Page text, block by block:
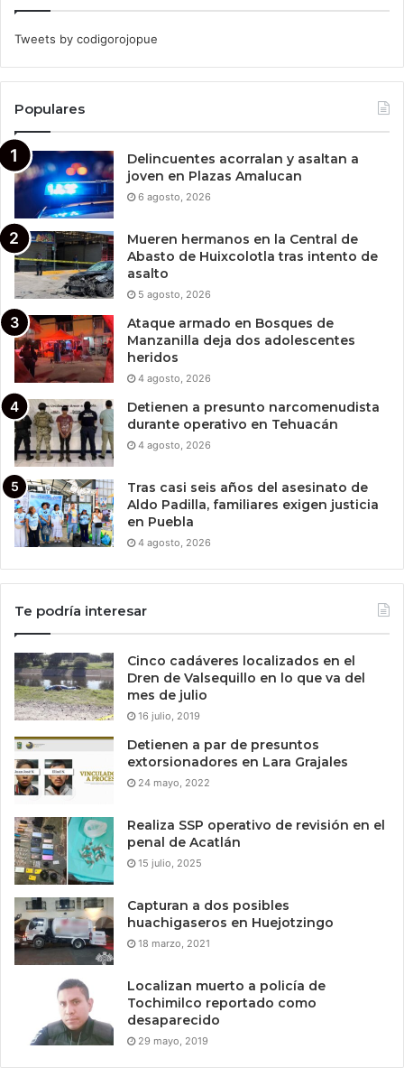
Tweets by codigorojopue
Populares
Delincuentes acorralan y asaltan a
joven en Plazas Amalucan
6 agosto, 2026
Mueren hermanos en la Central de
Abasto de Huixcolotla tras intento de
asalto
5 agosto, 2026
Ataque armado en Bosques de
Manzanilla deja dos adolescentes
heridos
4 agosto, 2026
Detienen a presunto narcomenudista
durante operativo en Tehuacán
4 agosto, 2026
Tras casi seis años del asesinato de
Aldo Padilla, familiares exigen justicia
en Puebla
4 agosto, 2026
Te podría interesar
Cinco cadáveres localizados en el
Dren de Valsequillo en lo que va del
mes de julio
16 julio, 2019
Detienen a par de presuntos
extorsionadores en Lara Grajales
24 mayo, 2022
Realiza SSP operativo de revisión en el
penal de Acatlán
15 julio, 2025
Capturan a dos posibles
huachigaseros en Huejotzingo
18 marzo, 2021
Localizan muerto a policía de
Tochimilco reportado como
desaparecido
29 mayo, 2019